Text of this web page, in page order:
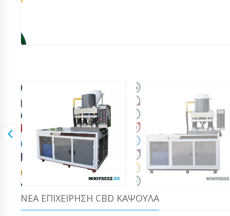
ΝΈΑ ΕΠΙΧΕΊΡΗΣΗ CBD ΚΆΨΟΥΛΑ